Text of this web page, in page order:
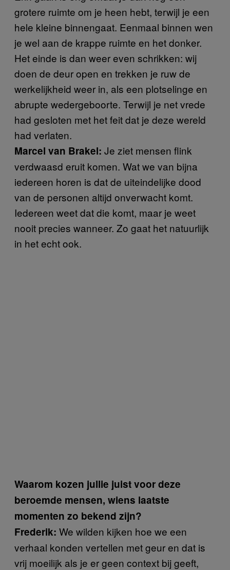
grotere ruimte om je heen hebt, terwijl je een
hele kleine binnengaat. Eenmaal binnen wen
je wel aan de krappe ruimte en het donker.
Het einde is dan weer even schrikken: wij
doen de deur open en trekken je ruw de
werkelijkheid weer in, als een plotselinge en
abrupte wedergeboorte. Terwijl je net vrede
had gesloten met het feit dat je deze wereld
had verlaten.
Marcel van Brakel: Je ziet mensen flink
verdwaasd eruit komen. Wat we van bijna
iedereen horen is dat de uiteindelijke dood
van de personen altijd onverwacht komt.
Iedereen weet dat die komt, maar je weet
nooit precies wanneer. Zo gaat het natuurlijk
in het echt ook.
Waarom kozen jullie juist voor deze
beroemde mensen, wiens laatste
momenten zo bekend zijn?
Frederik: We wilden kijken hoe we een
verhaal konden vertellen met geur en dat is
vrij moeilijk als je er geen context bij geeft,